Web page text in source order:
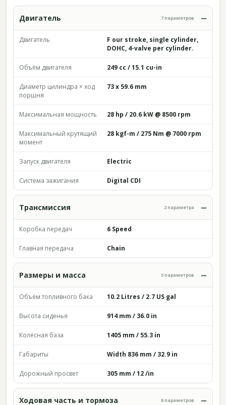
Двигатель 7 параметров
Двигатель
F our stroke, single cylinder,
DOHC, 4-valve per cylinder.
Объём двигателя 249 cc / 15.1 cu-in
Диаметр цилиндра × ход
поршня
73 x 59.6 mm
Максимальная мощность 28 hp / 20.6 kW @ 8500 rpm
Максимальный крутящий
момент
28 kgf-m / 275 Nm @ 7000 rpm
Запуск двигателя Electric
Система зажигания Digital CDI
Трансмиссия 2 параметра
Коробка передач 6 Speed
Главная передача Chain
Размеры и масса 5 параметров
Объём топливного бака 10.2 Litres / 2.7 US gal
Высота сиденья 914 mm / 36.0 in
Колёсная база 1405 mm / 55.3 in
Габариты Width 836 mm / 32.9 in
Дорожный просвет 305 mm / 12 /in
Ходовая часть и тормоза 8 параметров